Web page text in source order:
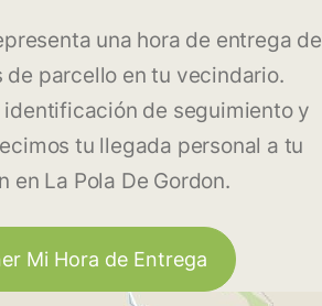
una hora de entrega de
de parcello en tu vecindario.
de seguimiento y
tu llegada personal a tu
en La Pola De Gordon.
Mi Hora de Entrega